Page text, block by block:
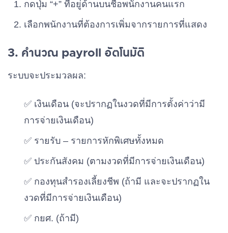
กดปุ่ม “+” ที่อยู่ด้านบนชื่อพนักงานคนแรก
เลือกพนักงานที่ต้องการเพิ่มจากรายการที่แสดง
3. คำนวณ payroll อัตโนมัติ
ระบบจะประมวลผล:
✅ เงินเดือน (จะปรากฏในงวดที่มีการตั้งค่าว่ามี
การจ่ายเงินเดือน)
✅ รายรับ – รายการหักพิเศษทั้งหมด
✅ ประกันสังคม (ตามงวดที่มีการจ่ายเงินเดือน)
✅ กองทุนสำรองเลี้ยงชีพ (ถ้ามี และจะปรากฏใน
งวดที่มีการจ่ายเงินเดือน)
✅ กยศ. (ถ้ามี)